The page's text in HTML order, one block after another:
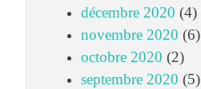
décembre 2020 (4)
novembre 2020 (6)
octobre 2020 (2)
septembre 2020 (5)